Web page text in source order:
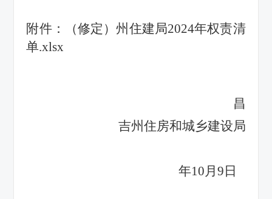
附件：
（修定）州住建局2024年权责清
单.xlsx
昌
吉州住房和城乡建设局
年10月9日